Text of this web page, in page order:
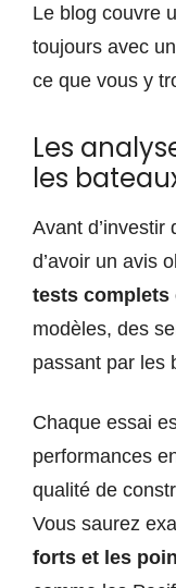
Le blog couvre
toujours avec
ce que vous y
Les
les
Avant d’investir
d’avoir un avis
tests complets
modèles, des
passant par les
Chaque essai
performances
qualité de
Vous saurez
forts et les